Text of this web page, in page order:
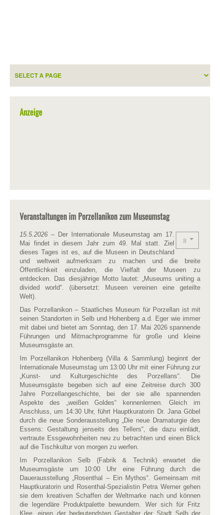
Anzeige
Veranstaltungen im Porzellanikon zum Museumstag
15.5.2026 – Der Internationale Museumstag am 17.
Mai findet in diesem Jahr zum 49. Mal statt. Ziel
dieses Tages ist es, auf die Museen in Deutschland
und weltweit aufmerksam zu machen und die breite
Öffentlichkeit einzuladen, die Vielfalt der Museen zu
entdecken. Das diesjährige Motto lautet: „Museums uniting a
divided world“. (übersetzt: Museen vereinen eine geteilte
Welt).
Das Porzellanikon – Staatliches Museum für Porzellan ist mit
seinen Standorten in Selb und Hohenberg a.d. Eger wie immer
mit dabei und bietet am Sonntag, den 17. Mai 2026 spannende
Führungen und Mitmachprogramme für große und kleine
Museumsgäste an.
Im Porzellanikon Hohenberg (Villa & Sammlung) beginnt der
Internationale Museumstag um 13:00 Uhr mit einer Führung zur
„Kunst- und Kulturgeschichte des Porzellans“. Die
Museumsgäste begeben sich auf eine Zeitreise durch 300
Jahre Porzellangeschichte, bei der sie alle spannenden
Aspekte des „weißen Goldes“ kennenlernen. Gleich im
Anschluss, um 14:30 Uhr, führt Hauptkuratorin Dr. Jana Göbel
durch die neue Sonderausstellung „Die neue Dramaturgie des
Essens: Gestaltung jenseits des Tellers“, die dazu einlädt,
vertraute Essgewohnheiten neu zu betrachten und einen Blick
auf die Tischkultur von morgen zu werfen.
Im Porzellanikon Selb (Fabrik & Technik) erwartet die
Museumsgäste um 10:00 Uhr eine Führung durch die
Dauerausstellung „Rosenthal – Ein Mythos“. Gemeinsam mit
Hauptkuratorin und Rosenthal-Spezialistin Petra Werner gehen
sie dem kreativen Schaffen der Weltmarke nach und können
die legendäre Produktpalette bewundern. Wer sich für Fritz
Klee, einen der bedeutendsten Gestalter der Stadt Selb der